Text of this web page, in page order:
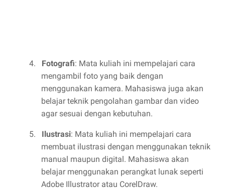
4. Fotografi: Mata kuliah ini mempelajari cara
mengambil foto yang baik dengan
menggunakan kamera. Mahasiswa juga akan
belajar teknik pengolahan gambar dan video
agar sesuai dengan kebutuhan.
5. Ilustrasi: Mata kuliah ini mempelajari cara
membuat ilustrasi dengan menggunakan teknik
manual maupun digital. Mahasiswa akan
belajar menggunakan perangkat lunak seperti
Adobe Illustrator atau CorelDraw.